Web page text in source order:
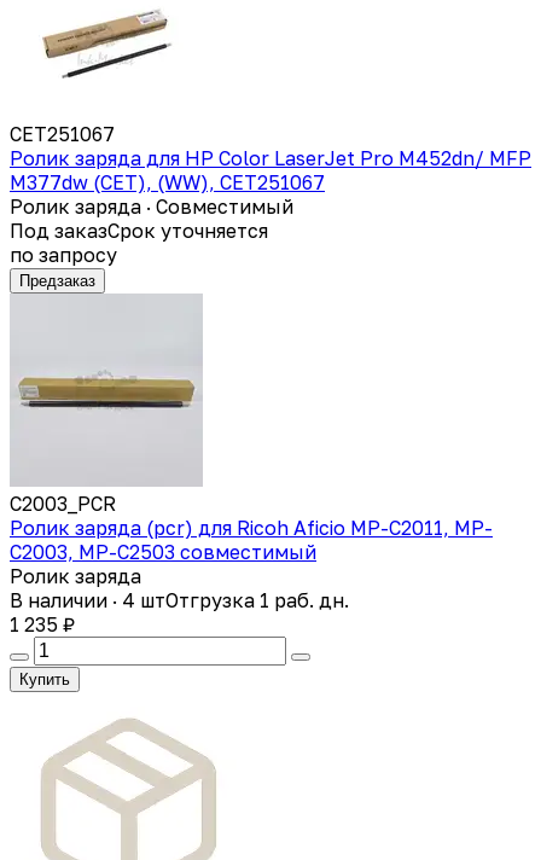
CET251067
Ролик заряда для HP Color LaserJet Pro M452dn/ MFP
M377dw (CET), (WW), CET251067
Ролик заряда · Совместимый
Под заказСрок уточняется
по запросу
Предзаказ
С2003_PCR
Ролик заряда (pcr) для Ricoh Aficio MP-C2011, MP-
C2003, MP-C2503 совместимый
Ролик заряда
В наличии · 4 штОтгрузка 1 раб. дн.
1 235 ₽
Купить